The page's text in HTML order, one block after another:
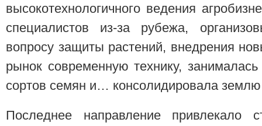
высокотехнологичного ведения
специалистов из-за рубежа,
вопросу защиты растений, внедрения
рынок современную технику,
сортов семян и… консолидировала
Последнее направление привлекало